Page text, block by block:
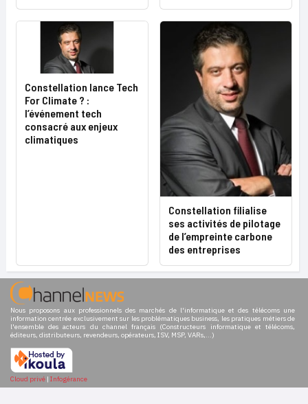
Constellation lance Tech
For Climate ? :
l’événement tech
consacré aux enjeux
climatiques
Constellation filialise
ses activités de pilotage
de l’empreinte carbone
des entreprises
Nous proposons aux professionnels des marchés de l'informatique et des télécoms une
information centrée exclusivement sur les problématiques business, les pratiques métiers de
l'ensemble des acteurs du channel français (Constructeurs informatique et télécoms,
éditeurs, distributeurs, revendeurs, opérateurs, ISV, MSP, VARs,...)
Cloud privé | Infogérance